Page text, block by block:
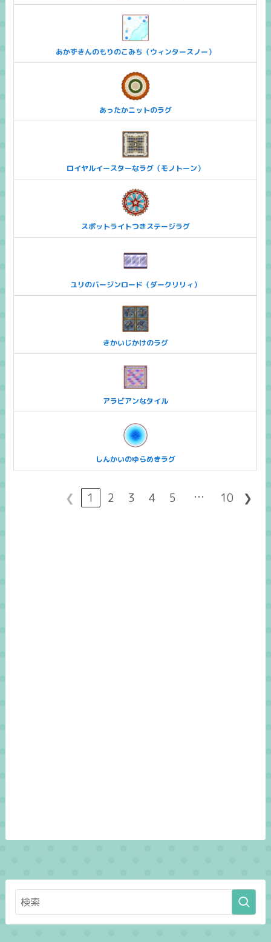
あかずきんのもりのこみち（ウィンタースノー）
あったかニットのラグ
ロイヤルイースターなラグ（モノトーン）
スポットライトつきステージラグ
ユリのバージンロード（ダークリリィ）
きかいじかけのラグ
アラビアンなタイル
しんかいのゆらめきラグ
❮ 1 2 3 4 5 … 10 ❯